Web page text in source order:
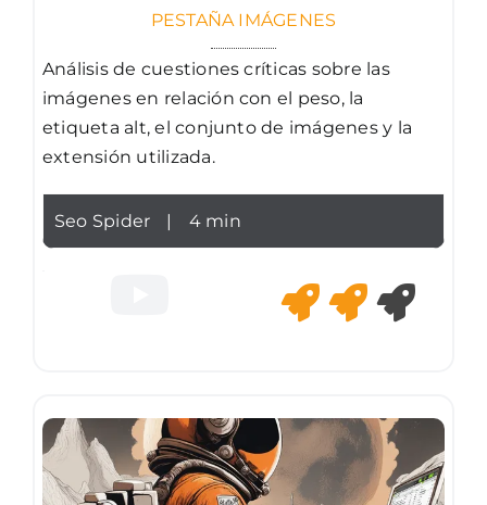
PESTAÑA IMÁGENES
Análisis de cuestiones críticas sobre las
imágenes en relación con el peso, la
etiqueta alt, el conjunto de imágenes y la
extensión utilizada.
Seo Spider 4 min